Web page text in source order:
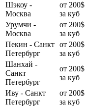
Шэкоу -
Москва
от 200$
за куб
Урумчи -
Москва
от 200$
за куб
Пекин - Санкт
Петербург
от 200$
за куб
Шанхай -
Санкт
Петербург
от 200$
за куб
Иву - Санкт
Петербург
от 200$
за куб